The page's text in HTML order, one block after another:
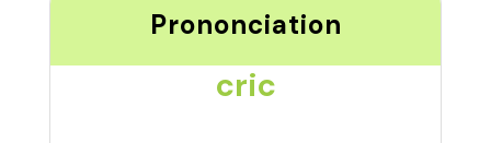
Prononciation
cric